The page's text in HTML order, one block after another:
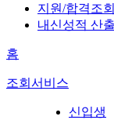
지원/합격조
내신성적 산출
홈
조회서비스
신입생